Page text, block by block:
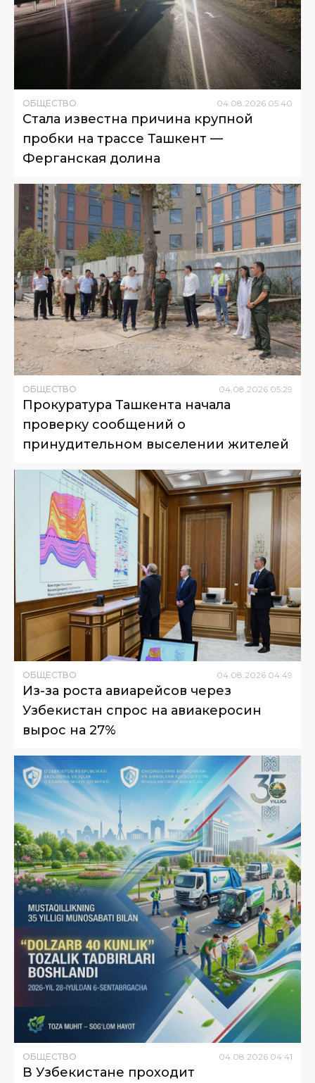
ОБЩЕСТВО 04.08.2026 05:40
Стала известна причина крупной
пробки на трассе Ташкент —
Ферганская долина
ОБЩЕСТВО 04 08 2026 05:29
Прокуратура Ташкента начала
проверку сообщений о
принудительном выселении жителей
ОБЩЕСТВО 04 08 2026 04:49
Из-за роста авиарейсов через
Узбекистан спрос на авиакеросин
вырос на 27%
ОБЩЕСТВО 04 08 2026 04:41
В Узбекистане проходит